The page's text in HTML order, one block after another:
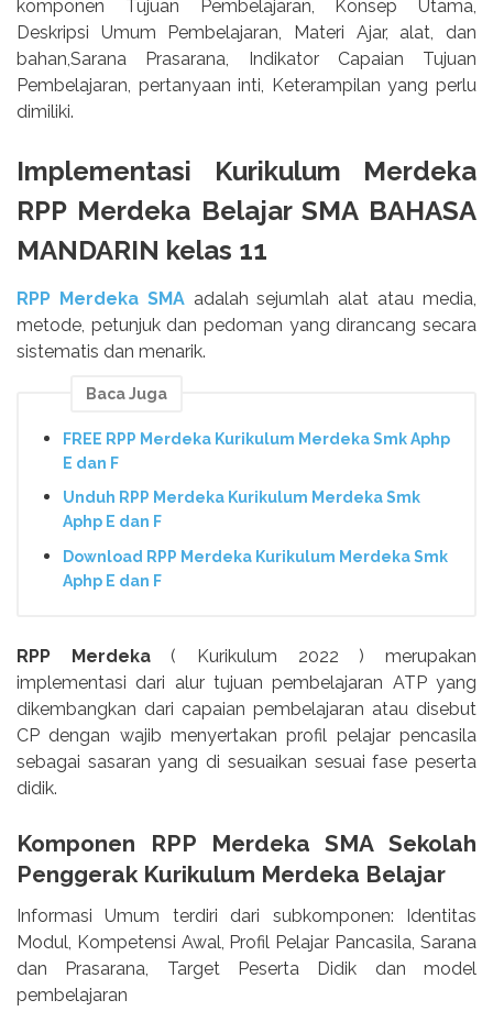
komponen Tujuan Pembelajaran, Konsep Utama,
Deskripsi Umum Pembelajaran, Materi Ajar, alat, dan
bahan,Sarana Prasarana, Indikator Capaian Tujuan
Pembelajaran, pertanyaan inti, Keterampilan yang perlu
dimiliki.
Implementasi Kurikulum Merdeka
RPP Merdeka Belajar SMA BAHASA
MANDARIN kelas 11
RPP Merdeka SMA adalah sejumlah alat atau media,
metode, petunjuk dan pedoman yang dirancang secara
sistematis dan menarik.
Baca Juga
FREE RPP Merdeka Kurikulum Merdeka Smk Aphp
E dan F
Unduh RPP Merdeka Kurikulum Merdeka Smk
Aphp E dan F
Download RPP Merdeka Kurikulum Merdeka Smk
Aphp E dan F
RPP Merdeka( Kurikulum 2022 ) merupakan
implementasi dari alur tujuan pembelajaran ATP yang
dikembangkan dari capaian pembelajaran atau disebut
CP dengan wajib menyertakan profil pelajar pencasila
sebagai sasaran yang di sesuaikan sesuai fase peserta
didik.
Komponen RPP Merdeka SMA Sekolah
Penggerak Kurikulum Merdeka Belajar
Informasi Umum terdiri dari subkomponen: Identitas
Modul, Kompetensi Awal, Profil Pelajar Pancasila, Sarana
dan Prasarana, Target Peserta Didik dan model
pembelajaran